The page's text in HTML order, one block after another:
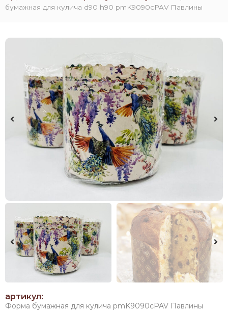
бумажная для кулича d90 h90 pmK9090cPAV Павлины
артикул:
Форма бумажная для кулича pmK9090cPAV Павлины